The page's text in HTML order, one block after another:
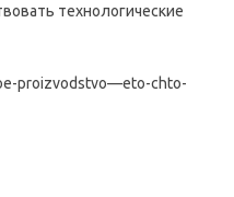
технологические
proizvodstvo—eto-chto-